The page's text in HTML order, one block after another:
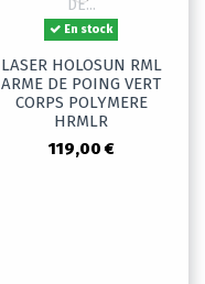
En stock
LASER HOLOSUN RML
ARME DE POING VERT
CORPS POLYMERE
HRMLR
119,00 €